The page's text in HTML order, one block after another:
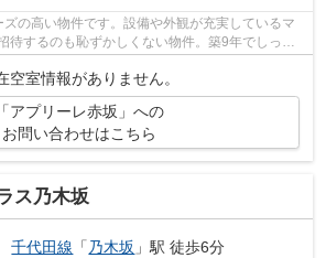
の高い物件です。設備や外観が充実しているマ
待するのも恥ずかしくない物件。築9年でしっか
です。エレベ...
空室情報がありません。
「アプリーレ赤坂」への
お問い合わせはこちら
ス乃木坂
千代田線 「 乃木坂 」駅 徒歩6分